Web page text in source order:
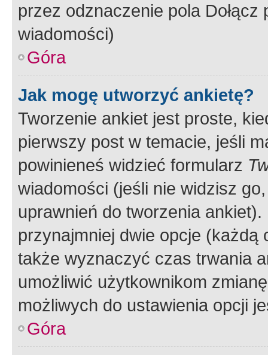
przez odznaczenie pola
wiadomości)
Góra
Jak mogę utworzyć ankietę?
Tworzenie ankiet jest proste,
pierwszy post w temacie, jeśli
powinieneś widzieć formularz
wiadomości (jeśli nie widzisz
uprawnień do tworzenia
przynajmniej dwie opcje
także wyznaczyć czas trwania
umożliwić użytkownikom
możliwych do ustawienia opcji
Góra